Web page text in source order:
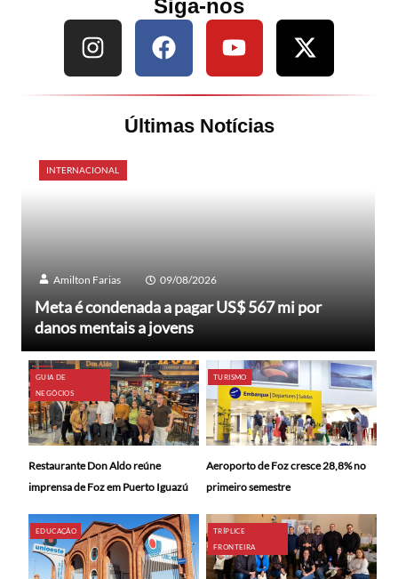
Siga-nos
Últimas Notícias
INTERNACIONAL
Amilton Farias 09/08/2026
Meta é condenada a pagar US$ 567 mi por
danos mentais a jovens
GUIA DE
NEGÓCIOS
Restaurante Don Aldo reúne
imprensa de Foz em Puerto Iguazú
TURISMO
Aeroporto de Foz cresce 28,8% no
primeiro semestre
EDUCAÇÃO
TRÍPLICE
FRONTEIRA